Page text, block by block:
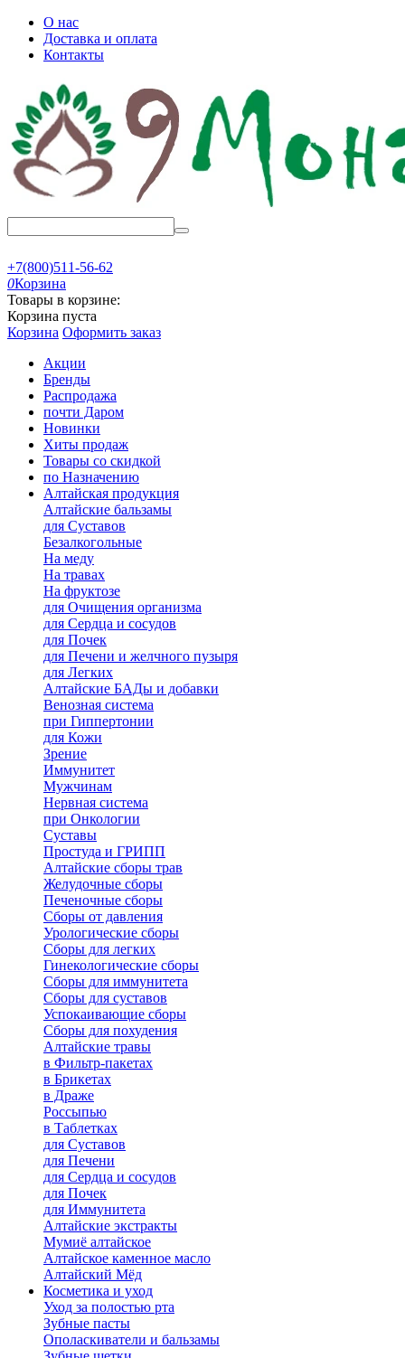
О нас
Доставка и оплата
Контакты
+7(800)511-56-62
0Корзина
Товары в корзине:
Корзина пуста
Корзина Оформить заказ
Акции
Бренды
Распродажа
почти Даром
Новинки
Хиты продаж
Товары со скидкой
по Назначению
Алтайская продукция
Алтайские бальзамы
для Суставов
Безалкогольные
На меду
На травах
На фруктозе
для Очищения организма
для Сердца и сосудов
для Почек
для Печени и желчного пузыря
для Легких
Алтайские БАДы и добавки
Венозная система
при Гиппертонии
для Кожи
Зрение
Иммунитет
Мужчинам
Нервная система
при Онкологии
Суставы
Простуда и ГРИПП
Алтайские сборы трав
Желудочные сборы
Печеночные сборы
Сборы от давления
Урологические сборы
Сборы для легких
Гинекологические сборы
Сборы для иммунитета
Сборы для суставов
Успокаивающие сборы
Сборы для похудения
Алтайские травы
в Фильтр-пакетах
в Брикетах
в Драже
Россыпью
в Таблетках
для Cуставов
для Печени
для Сердца и сосудов
для Почек
для Иммунитета
Алтайские экстракты
Мумиё алтайское
Алтайское каменное масло
Алтайский Мёд
Косметика и уход
Уход за полостью рта
Зубные пасты
Ополаскиватели и бальзамы